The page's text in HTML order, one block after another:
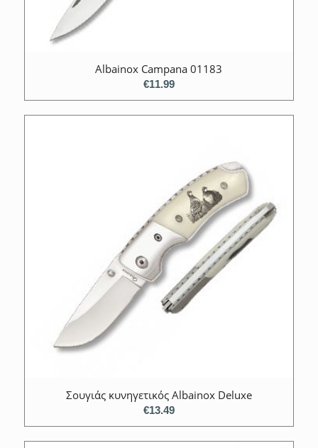
Albainox Campana 01183
€11.99
Σουγιάς κυνηγετικός Albainox Deluxe
€13.49